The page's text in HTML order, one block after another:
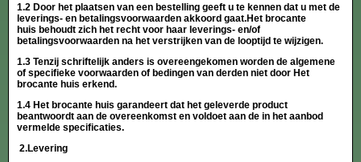
1.2 Door het plaatsen van een bestelling geeft u te kennen dat u met de
leverings- en betalingsvoorwaarden akkoord gaat.Het brocante
huis behoudt zich het recht voor haar leverings- en/of
betalingsvoorwaarden na het verstrijken van de looptijd te wijzigen.
1.3 Tenzij schriftelijk anders is overeengekomen worden de algemene
of specifieke voorwaarden of bedingen van derden niet door Het
brocante huis erkend.
1.4 Het brocante huis garandeert dat het geleverde product
beantwoordt aan de overeenkomst en voldoet aan de in het aanbod
vermelde specificaties.
2.Levering